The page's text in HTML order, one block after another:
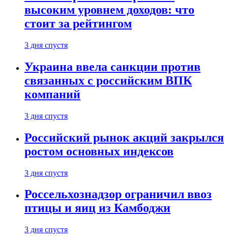
высоким уровнем доходов: что
стоит за рейтингом
3 дня спустя
Украина ввела санкции против
связанных с российским ВПК
компаний
3 дня спустя
Российский рынок акций закрылся
ростом основных индексов
3 дня спустя
Россельхознадзор ограничил ввоз
птицы и яиц из Камбоджи
3 дня спустя